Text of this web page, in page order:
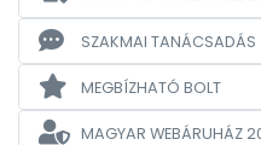
SZAKMAI TANÁCSADÁS
MEGBÍZHATÓ BOLT
MAGYAR WEBÁRUHÁZ